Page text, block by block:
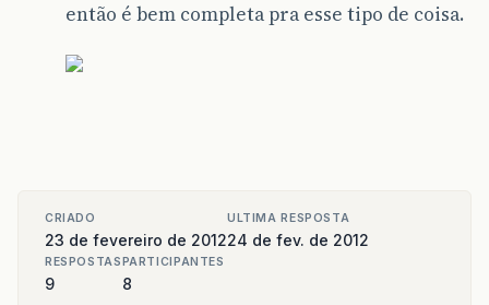
então é bem completa pra esse tipo de coisa.
CRIADO
23 de fevereiro de 2012
ULTIMA RESPOSTA
24 de fev. de 2012
RESPOSTAS
9
PARTICIPANTES
8